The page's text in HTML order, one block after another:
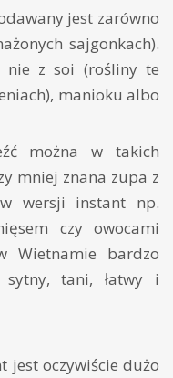
jest zarówno
sajgonkach).
nie z soi (rośliny te
manioku albo
można w takich
mniej znana zupa z
wersji instant np.
czy owocami
Wietnamie bardzo
tani, łatwy i
jest oczywiście dużo